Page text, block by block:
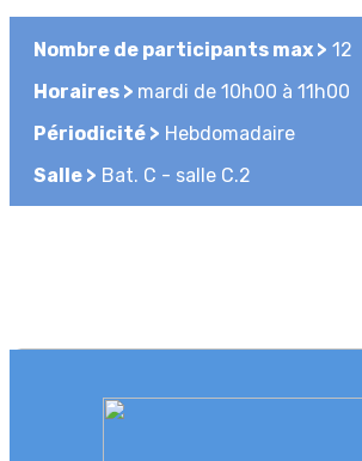
Nombre de participants max > 12
Horaires > mardi de 10h00 à 11h00
Périodicité > Hebdomadaire
Salle > Bat. C - salle C.2